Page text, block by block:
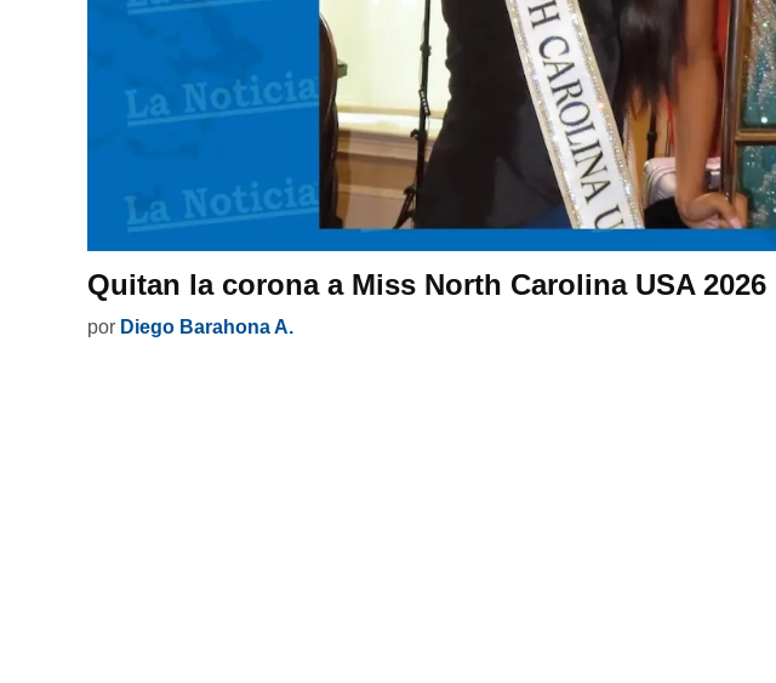
Quitan la corona a Miss North Carolina USA 2026
por Diego Barahona A.